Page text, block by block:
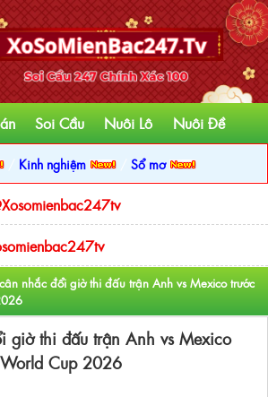
Soi Cầu Nuôi Lô Nuôi Đề
Kinh nghiệm Sổ mơ
cân nhắc đổi giờ thi đấu trận Anh vs Mexico trước
giờ thi đấu trận Anh vs Mexico
Cup 2026